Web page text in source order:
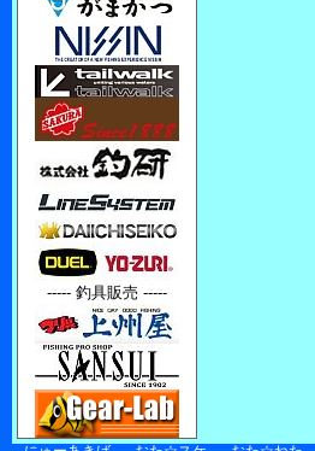
----- 釣具販売 -----